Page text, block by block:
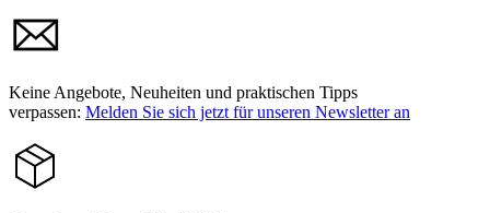
Keine Angebote, Neuheiten und praktischen Tipps
verpassen: Melden Sie sich jetzt für unseren Newsletter an